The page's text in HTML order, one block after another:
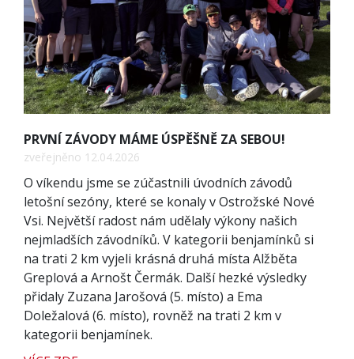
PRVNÍ ZÁVODY MÁME ÚSPĚŠNĚ ZA SEBOU!
zveřejněno 12.04.2026
O víkendu jsme se zúčastnili úvodních závodů
letošní sezóny, které se konaly v Ostrožské Nové
Vsi. Největší radost nám udělaly výkony našich
nejmladších závodníků. V kategorii benjamínků si
na trati 2 km vyjeli krásná druhá místa Alžběta
Greplová a Arnošt Čermák. Další hezké výsledky
přidaly Zuzana Jarošová (5. místo) a Ema
Doležalová (6. místo), rovněž na trati 2 km v
kategorii benjamínek.